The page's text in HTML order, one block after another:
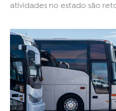
atividades no estado são